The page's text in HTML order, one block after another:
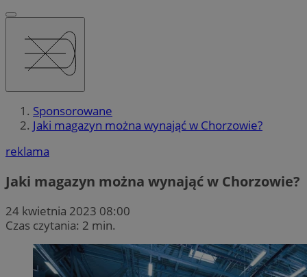
Sponsorowane
Jaki magazyn można wynająć w Chorzowie?
reklama
Jaki magazyn można wynająć w Chorzowie?
24 kwietnia 2023 08:00
Czas czytania: 2 min.